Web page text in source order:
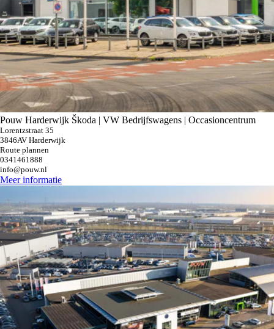
Pouw Harderwijk Škoda | VW Bedrijfswagens | Occasioncentrum
Lorentzstraat 35
3846AV Harderwijk
Route plannen
0341461888
info@pouw.nl
Meer informatie